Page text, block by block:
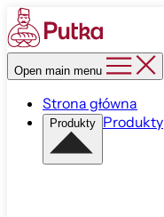
Open main menu
Strona główna
Produkty Produkty